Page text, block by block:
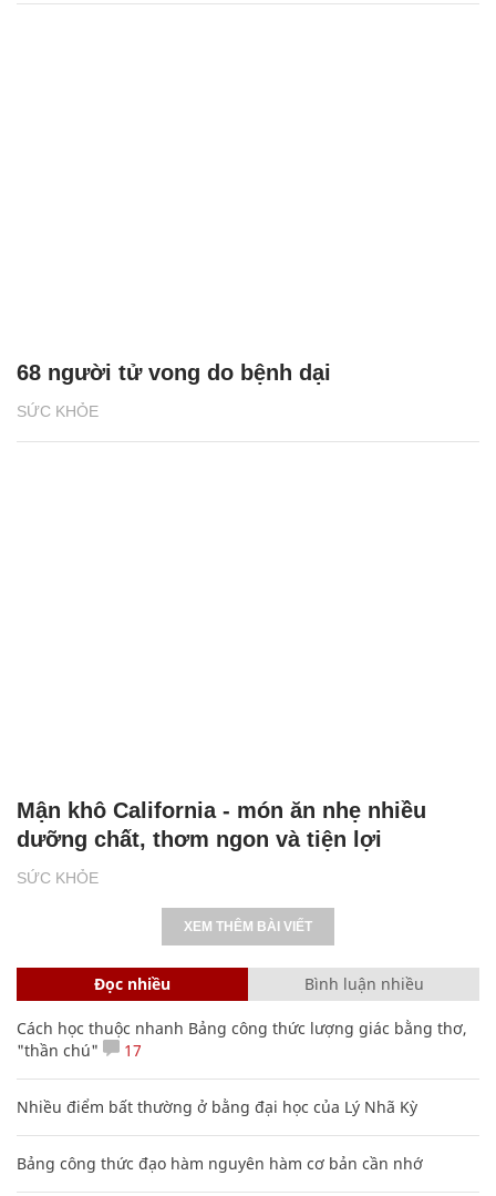
SỨC KHỎE
68 người tử vong do bệnh dại
SỨC KHỎE
Mận khô California - món ăn nhẹ nhiều
dưỡng chất, thơm ngon và tiện lợi
XEM THÊM BÀI VIẾT
Đọc nhiều Bình luận nhiều
Cách học thuộc nhanh Bảng công thức lượng giác bằng thơ,
"thần chú"
17
Nhiều điểm bất thường ở bằng đại học của Lý Nhã Kỳ
Bảng công thức đạo hàm nguyên hàm cơ bản cần nhớ